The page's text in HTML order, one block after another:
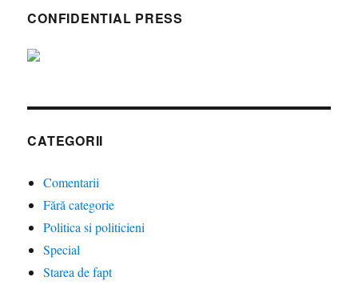
CONFIDENTIAL PRESS
CATEGORII
Comentarii
Fără categorie
Politica si politicieni
Special
Starea de fapt